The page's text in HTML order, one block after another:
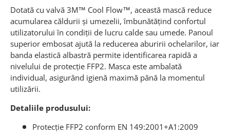
Dotată cu valvă 3M™ Cool Flow™, această mască reduce
acumularea căldurii și umezelii, îmbunătățind confortul
utilizatorului în condiții de lucru calde sau umede. Panoul
superior embosat ajută la reducerea aburirii ochelarilor, iar
banda elastică albastră permite identificarea rapidă a
nivelului de protecție FFP2. Masca este ambalată
individual, asigurând igienă maximă până la momentul
utilizării.
Detaliile produsului:
Protecție FFP2 conform EN 149:2001+A1:2009